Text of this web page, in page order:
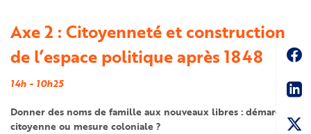
Axe 2 : Citoyenneté et construction
de l’espace politique après 1848
14h - 10h25
Donner des noms de famille aux nouveaux libres : démarche
citoyenne ou mesure coloniale ?